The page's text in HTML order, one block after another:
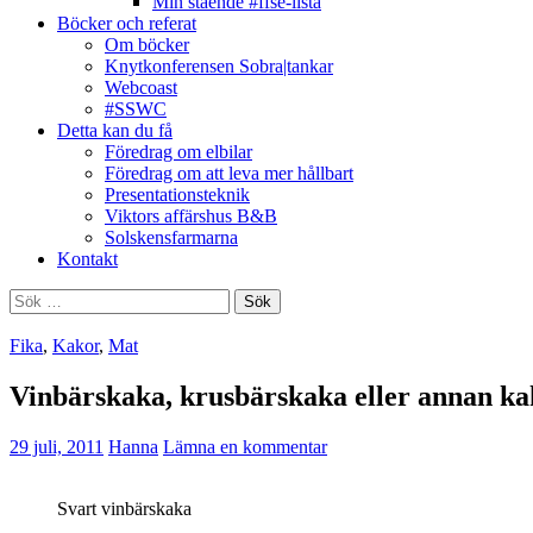
Böcker och referat
Om böcker
Knytkonferensen Sobra|tankar
Webcoast
#SSWC
Detta kan du få
Föredrag om elbilar
Föredrag om att leva mer hållbart
Presentationsteknik
Viktors affärshus B&B
Solskensfarmarna
Kontakt
Sök
efter:
Fika, Kakor, Mat
Vinbärskaka, krusbärskaka eller annan
29 juli, 2011 Hanna Lämna en kommentar
Svart vinbärskaka